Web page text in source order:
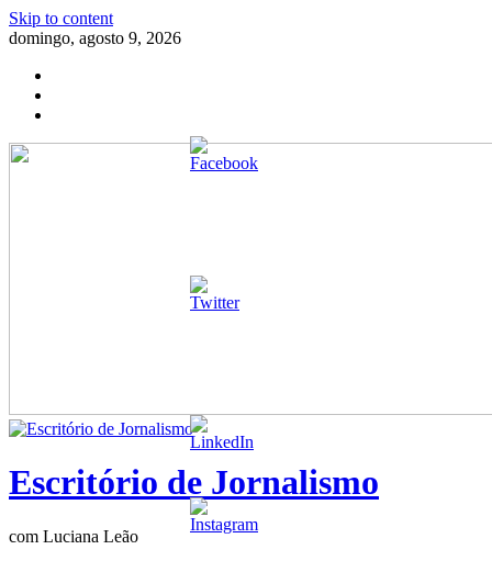
Skip to content
domingo, agosto 9, 2026
Escritório de Jornalismo
com Luciana Leão